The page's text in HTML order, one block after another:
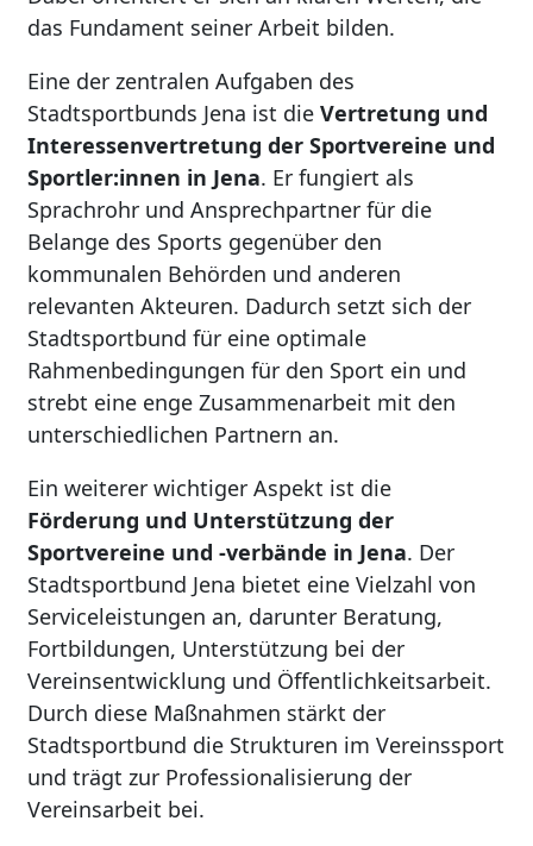
das Fundament seiner Arbeit bilden.
Eine der zentralen Aufgaben des
Stadtsportbunds Jena ist die Vertretung und
Interessenvertretung der Sportvereine und
Sportler:innen in Jena. Er fungiert als
Sprachrohr und Ansprechpartner für die
Belange des Sports gegenüber den
kommunalen Behörden und anderen
relevanten Akteuren. Dadurch setzt sich der
Stadtsportbund für eine optimale
Rahmenbedingungen für den Sport ein und
strebt eine enge Zusammenarbeit mit den
unterschiedlichen Partnern an.
Ein weiterer wichtiger Aspekt ist die
Förderung und Unterstützung der
Sportvereine und -verbände in Jena. Der
Stadtsportbund Jena bietet eine Vielzahl von
Serviceleistungen an, darunter Beratung,
Fortbildungen, Unterstützung bei der
Vereinsentwicklung und Öffentlichkeitsarbeit.
Durch diese Maßnahmen stärkt der
Stadtsportbund die Strukturen im Vereinssport
und trägt zur Professionalisierung der
Vereinsarbeit bei.